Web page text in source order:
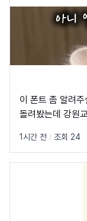
shopping-
이 폰트 좀 알려
돌려봤는데 강원
1시간 전 조회 24